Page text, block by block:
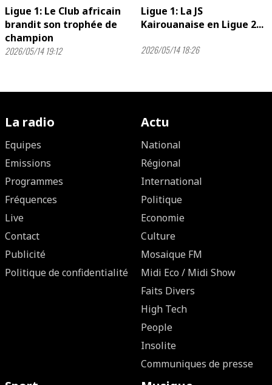
Ligue 1: Le Club africain
brandit son trophée de
champion
2026/05/14 19:12
Ligue 1: La JS
Kairouanaise en Ligue 2...
2026/05/14 18:26
La radio
Equipes
Emissions
Programmes
Fréquences
Live
Contact
Publicité
Politique de confidentialité
Actu
National
Régional
International
Politique
Economie
Culture
Mosaique FM
Midi Eco / Midi Show
Faits Divers
High Tech
People
Insolite
Communiques de presse